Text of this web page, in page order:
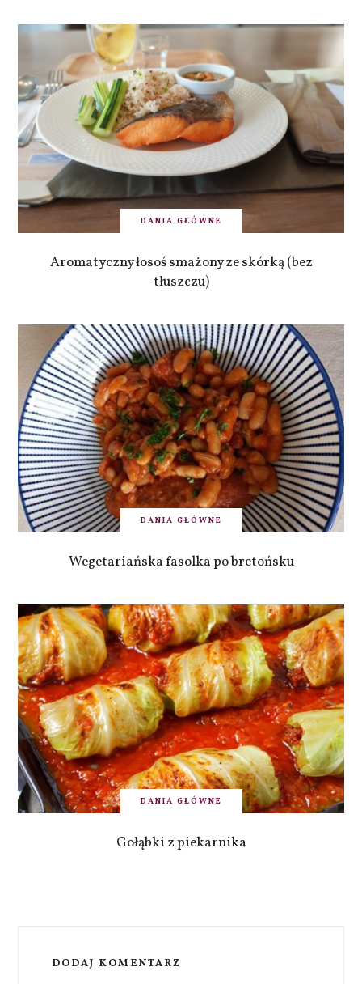
DANIA GŁÓWNE
Aromatyczny łosoś smażony ze skórką (bez
tłuszczu)
DANIA GŁÓWNE
Wegetariańska fasolka po bretońsku
DANIA GŁÓWNE
Gołąbki z piekarnika
DODAJ KOMENTARZ